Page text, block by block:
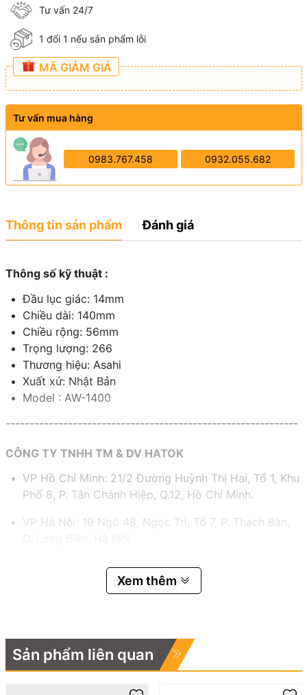
Tư vấn 24/7
1 đổi 1 nếu sản phẩm lỗi
MÃ GIẢM GIÁ
Tư vấn mua hàng
0983.767.458 0932.055.682
Thông tin sản phẩm Đánh giá
Thông số kỹ thuật :
Đầu lục giác: 14mm
Chiều dài: 140mm
Chiều rộng: 56mm
Trọng lượng: 266
Thương hiệu: Asahi
Xuất xứ: Nhật Bản
Model : AW-1400
-------------------------------------------------------------
CÔNG TY TNHH TM & DV HATOK
VP Hồ Chí Minh: 21/2 Đường Huỳnh Thị Hai, Tổ 1, Khu
Phố 8, P. Tân Chánh Hiệp, Q.12, Hồ Chí Minh.
VP Hà Nội: 19 Ngõ 48, Ngọc Trì, Tổ 7, P. Thạch Bàn,
0983.767.458 – 0932.055.682
hatok2012@gmail.com – lucnv@hatok.vn
Xem thêm
Sản phẩm liên quan